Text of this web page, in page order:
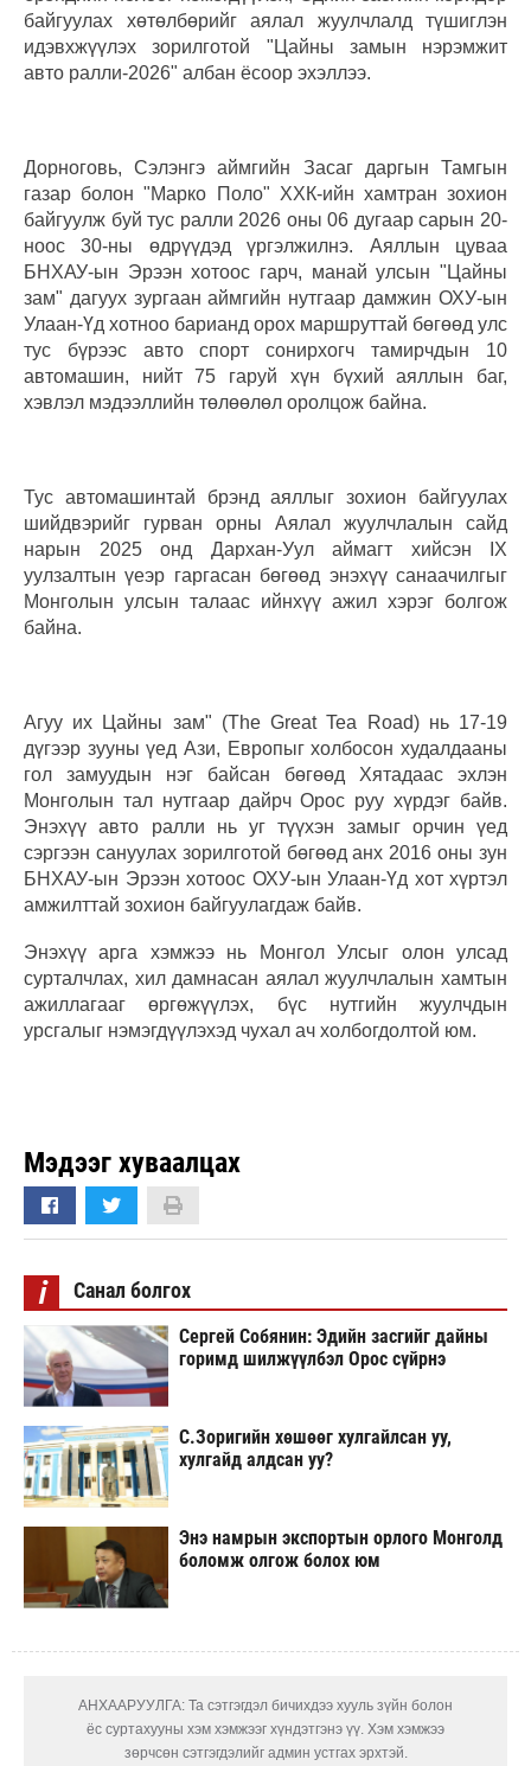
байгуулах хөтөлбөрийг аялал жуулчлалд түшиглэн
идэвхжүүлэх зорилготой "Цайны замын нэрэмжит
авто ралли-2026" албан ёсоор эхэллээ.
Дорноговь, Сэлэнгэ аймгийн Засаг даргын Тамгын
газар болон "Марко Поло" ХХК-ийн хамтран зохион
байгуулж буй тус ралли 2026 оны 06 дугаар сарын 20-
ноос 30-ны өдрүүдэд үргэлжилнэ. Аяллын цуваа
БНХАУ-ын Эрээн хотоос гарч, манай улсын "Цайны
зам" дагуух зургаан аймгийн нутгаар дамжин ОХУ-ын
Улаан-Үд хотноо барианд орох маршруттай бөгөөд улс
тус бүрээс авто спорт сонирхогч тамирчдын 10
автомашин, нийт 75 гаруй хүн бүхий аяллын баг,
хэвлэл мэдээллийн төлөөлөл оролцож байна.
Тус автомашинтай брэнд аяллыг зохион байгуулах
шийдвэрийг гурван орны Аялал жуулчлалын сайд
нарын 2025 онд Дархан-Уул аймагт хийсэн IX
уулзалтын үеэр гаргасан бөгөөд энэхүү санаачилгыг
Монголын улсын талаас ийнхүү ажил хэрэг болгож
байна.
Агуу их Цайны зам" (The Great Tea Road) нь 17-19
дүгээр зууны үед Ази, Европыг холбосон худалдааны
гол замуудын нэг байсан бөгөөд Хятадаас эхлэн
Монголын тал нутгаар дайрч Орос руу хүрдэг байв.
Энэхүү авто ралли нь уг түүхэн замыг орчин үед
сэргээн сануулах зорилготой бөгөөд анх 2016 оны зун
БНХАУ-ын Эрээн хотоос ОХУ-ын Улаан-Үд хот хүртэл
амжилттай зохион байгуулагдаж байв.
Энэхүү арга хэмжээ нь Монгол Улсыг олон улсад
сурталчлах, хил дамнасан аялал жуулчлалын хамтын
ажиллагааг өргөжүүлэх, бүс нутгийн жуулчдын
урсгалыг нэмэгдүүлэхэд чухал ач холбогдолтой юм.
Мэдээг хуваалцах
i Санал болгох
Сергей Собянин: Эдийн засгийг дайны
горимд шилжүүлбэл Орос сүйрнэ
С.Зоригийн хөшөөг хулгайлсан уу,
хулгайд алдсан уу?
Энэ намрын экспортын орлого Монголд
боломж олгож болох юм
АНХААРУУЛГА: Та сэтгэгдэл бичихдээ хууль зүйн болон
ёс суртахууны хэм хэмжээг хүндэтгэнэ үү. Хэм хэмжээ
зөрчсөн сэтгэгдэлийг админ устгах эрхтэй.